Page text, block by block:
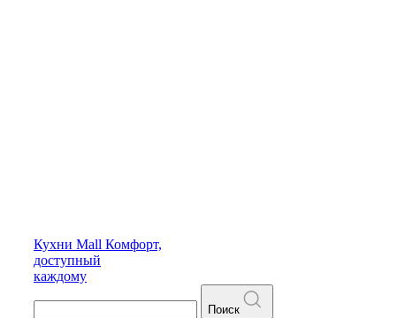
Кухни Mall Комфорт,
доступный
каждому
Поиск